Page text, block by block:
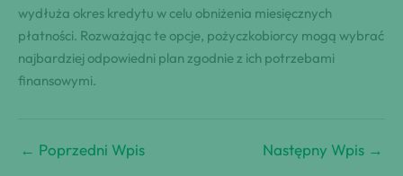
wydłuża okres kredytu w celu obniżenia miesięcznych
płatności. Rozważając te opcje, pożyczkobiorcy mogą wybrać
najbardziej odpowiedni plan zgodnie z ich potrzebami
finansowymi.
← Poprzedni Wpis Następny Wpis →